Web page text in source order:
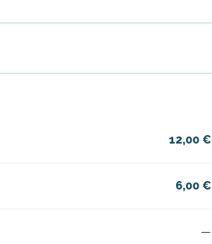
12,00 €
6,00 €
—